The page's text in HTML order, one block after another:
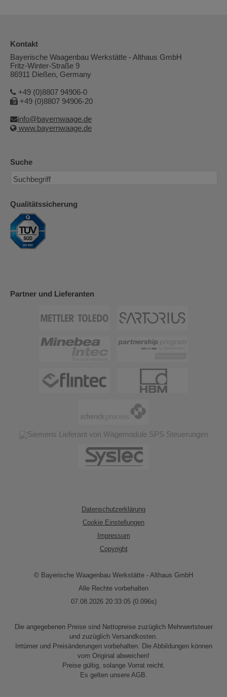
Kontakt
Bayerische Waagenbau Werkstätte - Althaus GmbH
Fritz-Winter-Straße 9
86911 Dießen, Germany
+49 (0)8807 94906-0
+49 (0)8807 94906-20
info@bayernwaage.de
www.bayernwaage.de
Suche
Qualitätssicherung
Partner und Lieferanten
Datenschutzerklärung
Cookie Einstellungen
Impressum
Copyright
© Bayerische Waagenbau Werkstätte - Althaus GmbH
Alle Rechte vorbehalten
07.08.2026 20:33:05 (0.096s)
Die angegebenen Preise sind Nettopreise zuzüglich Mehrwertsteuer
und zuzüglich Versandkosten.
Irrtümer und Preisänderungen vorbehalten. Die Abbildungen können
vom Original abweichen!
Preise gültig, solange Vorrat reicht.
Es gelten unsere AGB.